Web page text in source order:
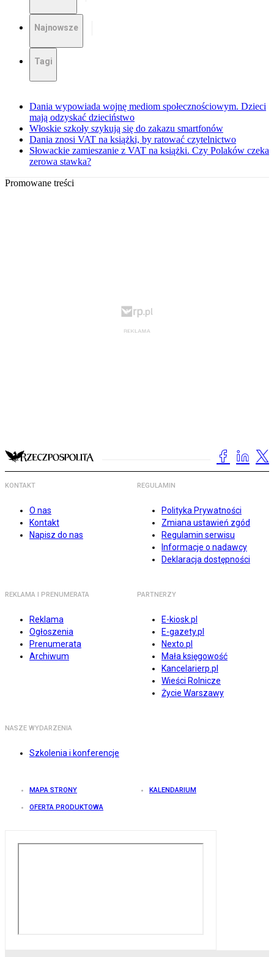
Najnowsze
Tagi
Dania wypowiada wojnę mediom społecznościowym. Dzieci
mają odzyskać dzieciństwo
Włoskie szkoły szykują się do zakazu smartfonów
Dania znosi VAT na książki, by ratować czytelnictwo
Słowackie zamieszanie z VAT na książki. Czy Polaków czeka
zerowa stawka?
Promowane treści
KONTAKT
O nas
Kontakt
Napisz do nas
REGULAMIN
Polityka Prywatności
Zmiana ustawień zgód
Regulamin serwisu
Informacje o nadawcy
Deklaracja dostępności
REKLAMA I PRENUMERATA
Reklama
Ogłoszenia
Prenumerata
Archiwum
PARTNERZY
E-kiosk.pl
E-gazety.pl
Nexto.pl
Mała księgowość
Kancelarierp.pl
Wieści Rolnicze
Życie Warszawy
NASZE WYDARZENIA
Szkolenia i konferencje
MAPA STRONY KALENDARIUM
OFERTA PRODUKTOWA